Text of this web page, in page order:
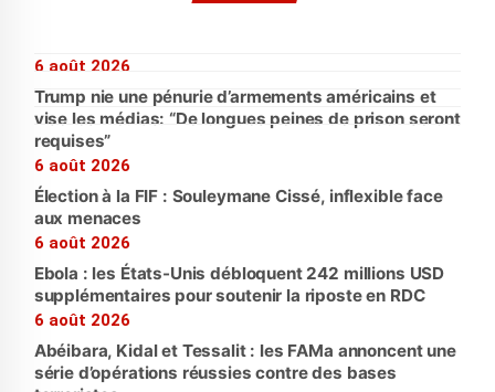
6 août 2026
Trump nie une pénurie d’armements américains et
vise les médias: “De longues peines de prison seront
requises”
6 août 2026
Élection à la FIF : Souleymane Cissé, inflexible face
aux menaces
6 août 2026
Ebola : les États-Unis débloquent 242 millions USD
supplémentaires pour soutenir la riposte en RDC
6 août 2026
Abéibara, Kidal et Tessalit : les FAMa annoncent une
série d’opérations réussies contre des bases